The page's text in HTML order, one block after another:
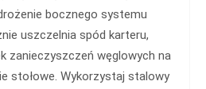
bocznego systemu
uszczelnia spód karteru,
zanieczyszczeń węglowych na
stołowe. Wykorzystaj stalowy